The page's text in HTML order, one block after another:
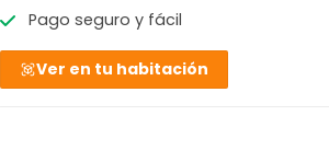
Pago seguro y fácil
Ver en tu habitación